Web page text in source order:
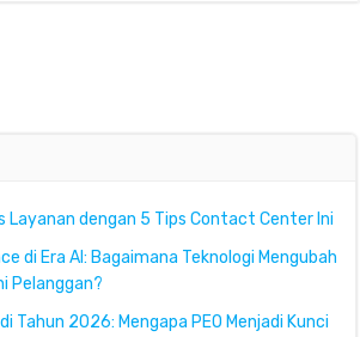
Layanan dengan 5 Tips Contact Center Ini
di Era AI: Bagaimana Teknologi Mengubah
Pelanggan?
Tahun 2026: Mengapa PEO Menjadi Kunci